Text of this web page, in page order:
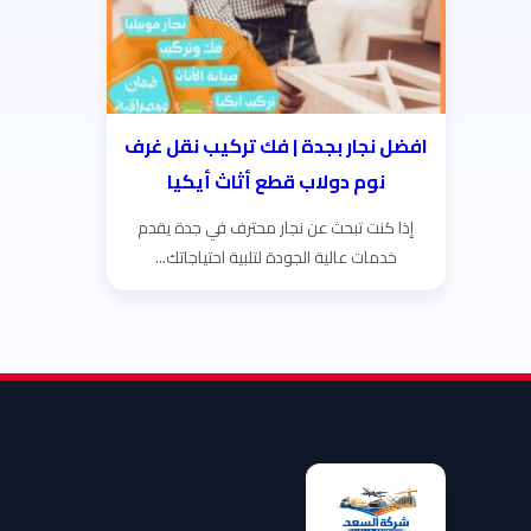
افضل نجار بجدة | فك تركيب نقل غرف
نوم دولاب قطع أثاث أيكيا
إذا كنت تبحث عن نجار محترف في جدة يقدم
خدمات عالية الجودة لتلبية احتياجاتك...